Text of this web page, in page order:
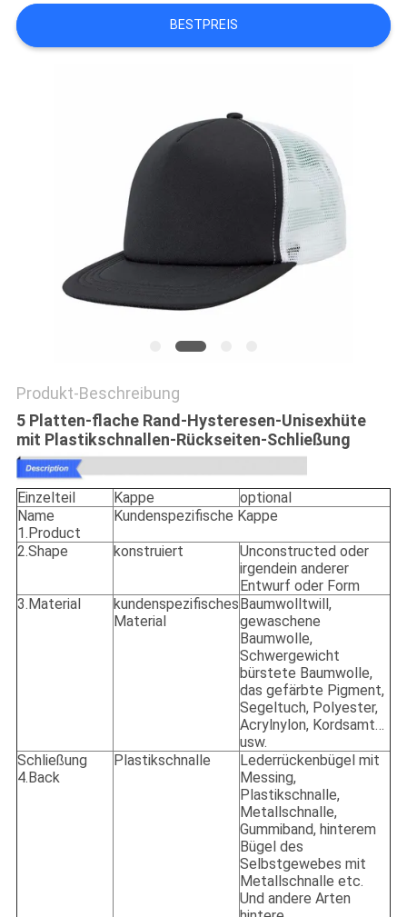
FÄLLE
BESTPREIS
Produkt-Beschreibung
5 Platten-flache Rand-Hysteresen-Unisexhüte
mit Plastikschnallen-Rückseiten-Schließung
Einzelteil Kappe
optional
Name
1.Product
Kundenspezifische Kappe
2.Shape konstruiert
Unconstructed oder
irgendein anderer
Entwurf oder Form
3.Material
kundenspezifisches
Material
Baumwolltwill,
gewaschene
Baumwolle,
Schwergewicht
bürstete Baumwolle,
das gefärbte Pigment,
Segeltuch, Polyester,
Acrylnylon, Kordsamt…
usw.
Schließung
4.Back
Plastikschnalle
Lederrückenbügel mit
Messing,
Plastikschnalle,
Metallschnalle,
Gummiband, hinterem
Bügel des
Selbstgewebes mit
Metallschnalle etc.
Und andere Arten